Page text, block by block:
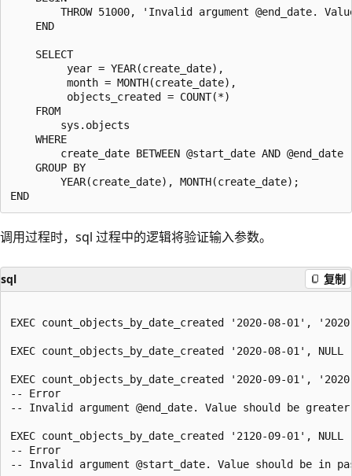
THROW 51000, 'Invalid argument @end_date.
    END
    SELECT
         year = YEAR(create_date),
         month = MONTH(create_date),
         objects_created = COUNT(*)
    FROM
        sys.objects
    WHERE
        create_date BETWEEN @start_date AND @end_date
    GROUP BY
        YEAR(create_date), MONTH(create_date);
调用过程时，sql 过程中的逻辑将验证输入参数。
sql 复制
EXEC count_objects_by_date_created '2020-08-01',
EXEC count_objects_by_date_created '2020-08-01', NULL
EXEC count_objects_by_date_created '2020-09-01',
-- Error
-- Invalid argument @end_date. Value should be
EXEC count_objects_by_date_created '2120-09-01', NULL
-- Error